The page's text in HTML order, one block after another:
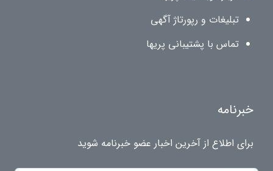
تبلیغات و رپورتاژ آگهی
تماس با پشتیبانی پریها
خبرنامه
برای اطلاع از آخرین اخبار عضو خبرنامه شوید